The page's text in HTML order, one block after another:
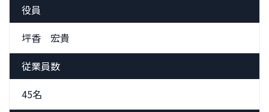
役員
坪香 宏貴
従業員数
45名